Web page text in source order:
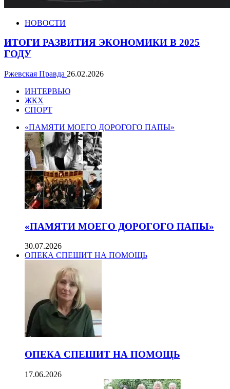
НОВОСТИ
ИТОГИ РАЗВИТИЯ ЭКОНОМИКИ В 2025
ГОДУ
Ржевская Правда 26.02.2026
ИНТЕРВЬЮ
ЖКХ
СПОРТ
«ПАМЯТИ МОЕГО ДОРОГОГО ПАПЫ»
«ПАМЯТИ МОЕГО ДОРОГОГО ПАПЫ»
30.07.2026
ОПЕКА СПЕШИТ НА ПОМОЩЬ
ОПЕКА СПЕШИТ НА ПОМОЩЬ
17.06.2026